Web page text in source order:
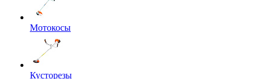
Мотокосы
Кусторезы